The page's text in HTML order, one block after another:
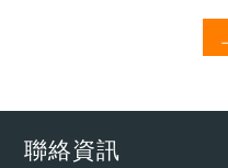
聯絡資訊